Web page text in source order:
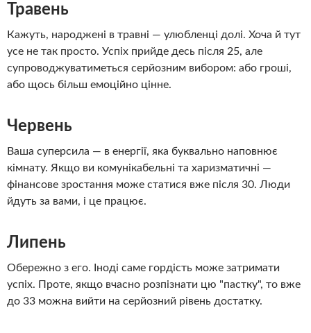
Травень
Кажуть, народжені в травні — улюбленці долі. Хоча й тут
усе не так просто. Успіх прийде десь після 25, але
супроводжуватиметься серйозним вибором: або гроші,
або щось більш емоційно цінне.
Червень
Ваша суперсила — в енергії, яка буквально наповнює
кімнату. Якщо ви комунікабельні та харизматичні —
фінансове зростання може статися вже після 30. Люди
йдуть за вами, і це працює.
Липень
Обережно з его. Іноді саме гордість може затримати
успіх. Проте, якщо вчасно розпізнати цю "пастку", то вже
до 33 можна вийти на серйозний рівень достатку.